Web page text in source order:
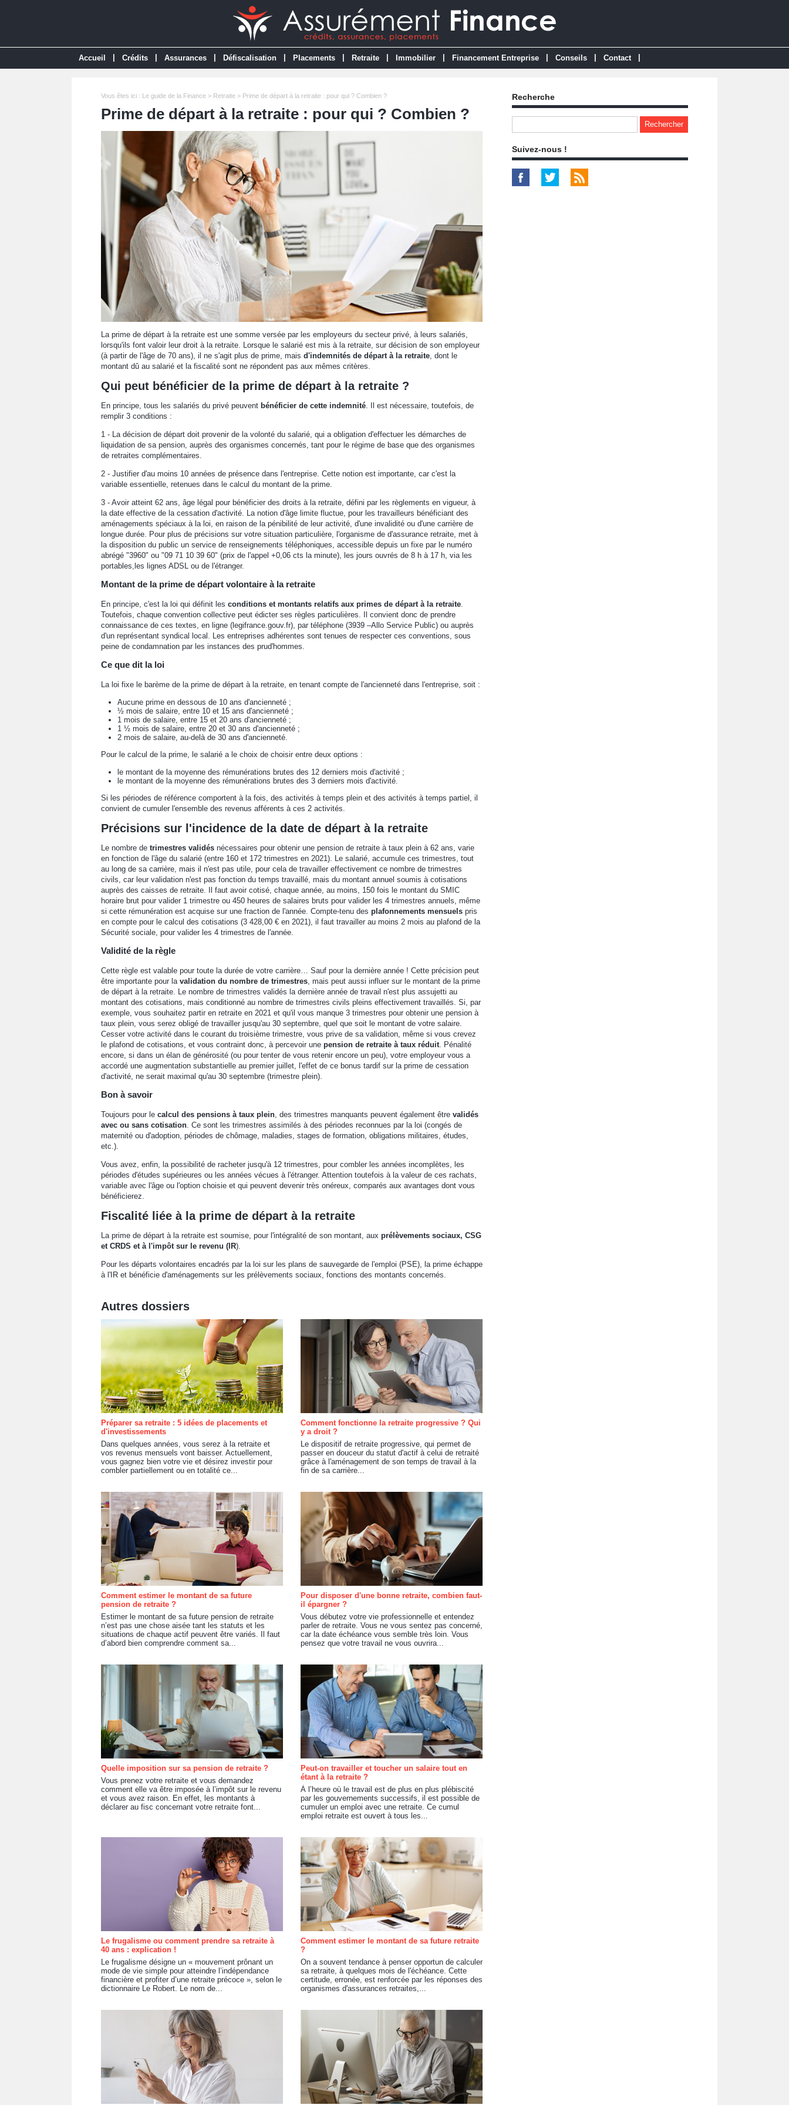
Accueil Crédits Assurances Défiscalisation Placements Retraite Immobilier Financement Entreprise Conseils Contact
Vous êtes ici : Le guide de la Finance > Retraite > Prime de départ à la retraite : pour qui ? Combien ?
Prime de départ à la retraite : pour qui ? Combien ?
La prime de départ à la retraite est une somme versée par les employeurs du secteur privé, à leurs salariés,
lorsqu'ils font valoir leur droit à la retraite. Lorsque le salarié est mis à la retraite, sur décision de son employeur
(à partir de l'âge de 70 ans), il ne s'agit plus de prime, mais d'indemnités de départ à la retraite, dont le
montant dû au salarié et la fiscalité sont ne répondent pas aux mêmes critères.
Qui peut bénéficier de la prime de départ à la retraite ?
En principe, tous les salariés du privé peuvent bénéficier de cette indemnité. Il est nécessaire, toutefois, de
remplir 3 conditions :
1 - La décision de départ doit provenir de la volonté du salarié, qui a obligation d'effectuer les démarches de
liquidation de sa pension, auprès des organismes concernés, tant pour le régime de base que des organismes
de retraites complémentaires.
2 - Justifier d'au moins 10 années de présence dans l'entreprise. Cette notion est importante, car c'est la
variable essentielle, retenues dans le calcul du montant de la prime.
3 - Avoir atteint 62 ans, âge légal pour bénéficier des droits à la retraite, défini par les règlements en vigueur, à
la date effective de la cessation d'activité. La notion d'âge limite fluctue, pour les travailleurs bénéficiant des
aménagements spéciaux à la loi, en raison de la pénibilité de leur activité, d'une invalidité ou d'une carrière de
longue durée. Pour plus de précisions sur votre situation particulière, l'organisme de d'assurance retraite, met à
la disposition du public un service de renseignements téléphoniques, accessible depuis un fixe par le numéro
abrégé "3960" ou "09 71 10 39 60" (prix de l'appel +0,06 cts la minute), les jours ouvrés de 8 h à 17 h, via les
portables,les lignes ADSL ou de l'étranger.
Montant de la prime de départ volontaire à la retraite
En principe, c'est la loi qui définit les conditions et montants relatifs aux primes de départ à la retraite.
Toutefois, chaque convention collective peut édicter ses règles particulières. Il convient donc de prendre
connaissance de ces textes, en ligne (legifrance.gouv.fr), par téléphone (3939 –Allo Service Public) ou auprès
d'un représentant syndical local. Les entreprises adhérentes sont tenues de respecter ces conventions, sous
peine de condamnation par les instances des prud'hommes.
Ce que dit la loi
La loi fixe le barème de la prime de départ à la retraite, en tenant compte de l'ancienneté dans l'entreprise, soit :
Aucune prime en dessous de 10 ans d'ancienneté ;
½ mois de salaire, entre 10 et 15 ans d'ancienneté ;
1 mois de salaire, entre 15 et 20 ans d'ancienneté ;
1 ½ mois de salaire, entre 20 et 30 ans d'ancienneté ;
2 mois de salaire, au-delà de 30 ans d'ancienneté.
Pour le calcul de la prime, le salarié a le choix de choisir entre deux options :
le montant de la moyenne des rémunérations brutes des 12 derniers mois d'activité ;
le montant de la moyenne des rémunérations brutes des 3 derniers mois d'activité.
Si les périodes de référence comportent à la fois, des activités à temps plein et des activités à temps partiel, il
convient de cumuler l'ensemble des revenus afférents à ces 2 activités.
Précisions sur l'incidence de la date de départ à la retraite
Le nombre de trimestres validés nécessaires pour obtenir une pension de retraite à taux plein à 62 ans, varie
en fonction de l'âge du salarié (entre 160 et 172 trimestres en 2021). Le salarié, accumule ces trimestres, tout
au long de sa carrière, mais il n'est pas utile, pour cela de travailler effectivement ce nombre de trimestres
civils, car leur validation n'est pas fonction du temps travaillé, mais du montant annuel soumis à cotisations
auprès des caisses de retraite. Il faut avoir cotisé, chaque année, au moins, 150 fois le montant du SMIC
horaire brut pour valider 1 trimestre ou 450 heures de salaires bruts pour valider les 4 trimestres annuels, même
si cette rémunération est acquise sur une fraction de l'année. Compte-tenu des plafonnements mensuels pris
en compte pour le calcul des cotisations (3 428,00 € en 2021), il faut travailler au moins 2 mois au plafond de la
Sécurité sociale, pour valider les 4 trimestres de l'année.
Validité de la règle
Cette règle est valable pour toute la durée de votre carrière… Sauf pour la dernière année ! Cette précision peut
être importante pour la validation du nombre de trimestres, mais peut aussi influer sur le montant de la prime
de départ à la retraite. Le nombre de trimestres validés la dernière année de travail n'est plus assujetti au
montant des cotisations, mais conditionné au nombre de trimestres civils pleins effectivement travaillés. Si, par
exemple, vous souhaitez partir en retraite en 2021 et qu'il vous manque 3 trimestres pour obtenir une pension à
taux plein, vous serez obligé de travailler jusqu'au 30 septembre, quel que soit le montant de votre salaire.
Cesser votre activité dans le courant du troisième trimestre, vous prive de sa validation, même si vous crevez
le plafond de cotisations, et vous contraint donc, à percevoir une pension de retraite à taux réduit. Pénalité
encore, si dans un élan de générosité (ou pour tenter de vous retenir encore un peu), votre employeur vous a
accordé une augmentation substantielle au premier juillet, l'effet de ce bonus tardif sur la prime de cessation
d'activité, ne serait maximal qu'au 30 septembre (trimestre plein).
Bon à savoir
Toujours pour le calcul des pensions à taux plein, des trimestres manquants peuvent également être validés
avec ou sans cotisation. Ce sont les trimestres assimilés à des périodes reconnues par la loi (congés de
maternité ou d'adoption, périodes de chômage, maladies, stages de formation, obligations militaires, études,
etc.).
Vous avez, enfin, la possibilité de racheter jusqu'à 12 trimestres, pour combler les années incomplètes, les
périodes d'études supérieures ou les années vécues à l'étranger. Attention toutefois à la valeur de ces rachats,
variable avec l'âge ou l'option choisie et qui peuvent devenir très onéreux, comparés aux avantages dont vous
bénéficierez.
Fiscalité liée à la prime de départ à la retraite
La prime de départ à la retraite est soumise, pour l'intégralité de son montant, aux prélèvements sociaux, CSG
et CRDS et à l'impôt sur le revenu (IR).
Pour les départs volontaires encadrés par la loi sur les plans de sauvegarde de l'emploi (PSE), la prime échappe
à l'IR et bénéficie d'aménagements sur les prélèvements sociaux, fonctions des montants concernés.
Autres dossiers
Préparer sa retraite : 5 idées de placements et
d'investissements
Dans quelques années, vous serez à la retraite et
vos revenus mensuels vont baisser. Actuellement,
vous gagnez bien votre vie et désirez investir pour
combler partiellement ou en totalité ce...
Comment fonctionne la retraite progressive ? Qui
y a droit ?
Le dispositif de retraite progressive, qui permet de
passer en douceur du statut d'actif à celui de retraité
grâce à l'aménagement de son temps de travail à la
fin de sa carrière...
Comment estimer le montant de sa future
pension de retraite ?
Estimer le montant de sa future pension de retraite
n’est pas une chose aisée tant les statuts et les
situations de chaque actif peuvent être variés. Il faut
d’abord bien comprendre comment sa...
Pour disposer d'une bonne retraite, combien faut-
il épargner ?
Vous débutez votre vie professionnelle et entendez
parler de retraite. Vous ne vous sentez pas concerné,
car la date échéance vous semble très loin. Vous
pensez que votre travail ne vous ouvrira...
Quelle imposition sur sa pension de retraite ?
Vous prenez votre retraite et vous demandez
comment elle va être imposée à l’impôt sur le revenu
et vous avez raison. En effet, les montants à
déclarer au fisc concernant votre retraite font...
Peut-on travailler et toucher un salaire tout en
étant à la retraite ?
À l’heure où le travail est de plus en plus plébiscité
par les gouvernements successifs, il est possible de
cumuler un emploi avec une retraite. Ce cumul
emploi retraite est ouvert à tous les...
Le frugalisme ou comment prendre sa retraite à
40 ans : explication !
Le frugalisme désigne un « mouvement prônant un
mode de vie simple pour atteindre l’indépendance
financière et profiter d’une retraite précoce », selon le
dictionnaire Le Robert. Le nom de...
Comment estimer le montant de sa future retraite
?
On a souvent tendance à penser opportun de calculer
sa retraite, à quelques mois de l'échéance. Cette
certitude, erronée, est renforcée par les réponses des
organismes d'assurances retraites,...
Recherche
Suivez-nous !